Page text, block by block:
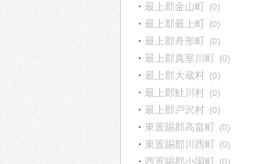
最上郡金山町 (0)
最上郡最上町 (0)
最上郡舟形町 (0)
最上郡真室川町 (0)
最上郡大蔵村 (0)
最上郡鮭川村 (0)
最上郡戸沢村 (0)
東置賜郡高畠町 (0)
東置賜郡川西町 (0)
西置賜郡小国町 (0)